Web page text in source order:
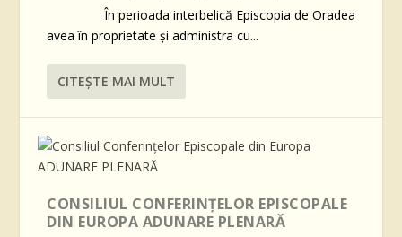
În perioada interbelică Episcopia de Oradea
avea în proprietate și administra cu...
CITEŞTE MAI MULT
CONSILIUL CONFERINȚELOR EPISCOPALE
DIN EUROPA ADUNARE PLENARĂ